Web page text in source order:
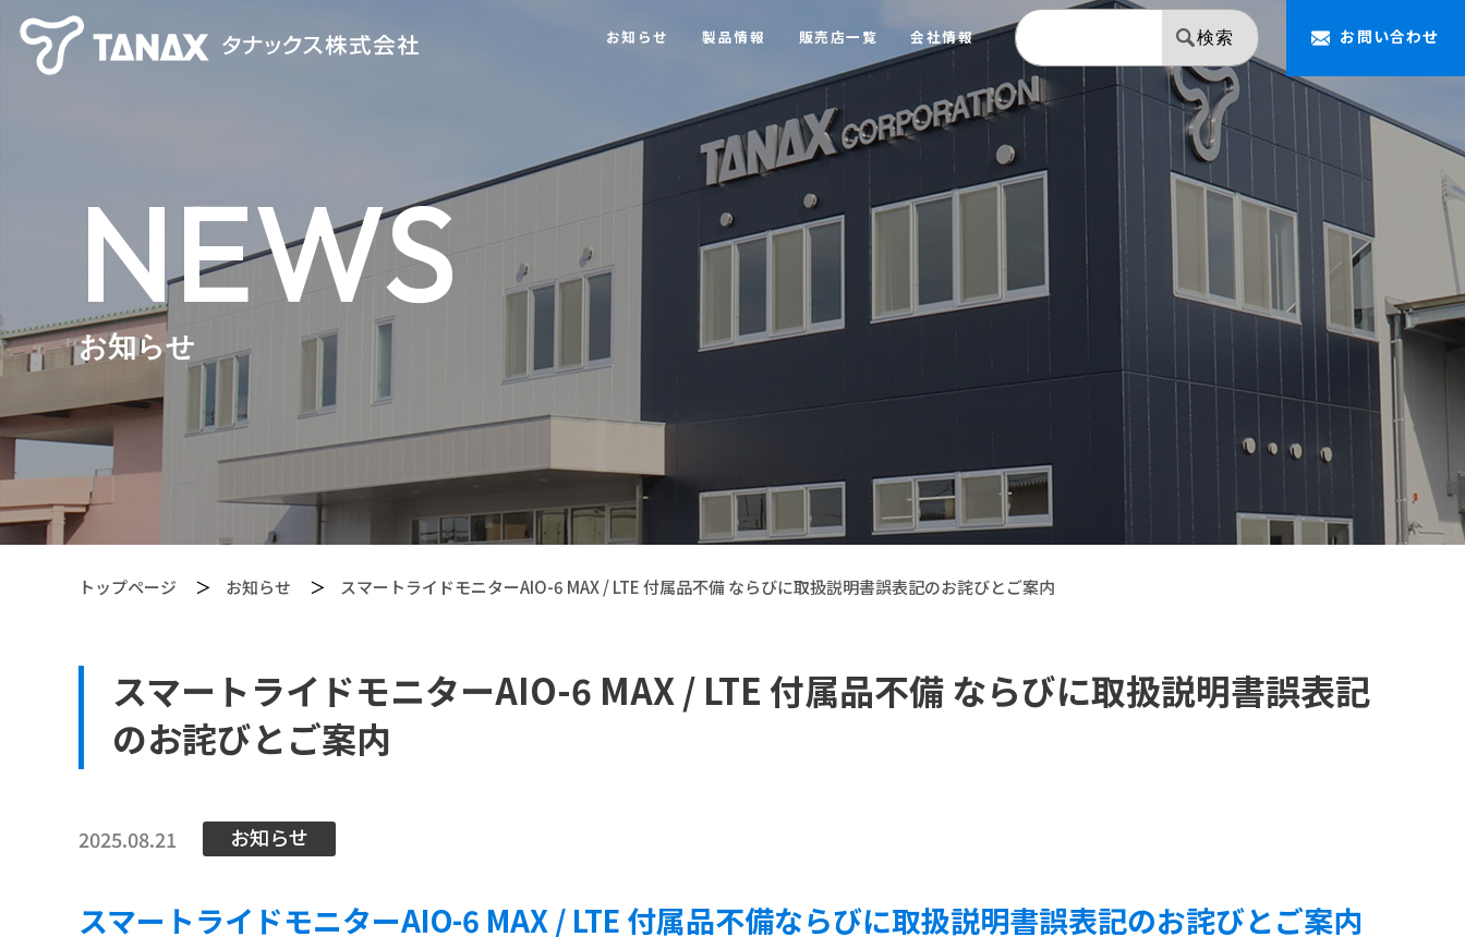
お知らせ 製品情報 販売店一覧 会社情報 検索 お問い合わせ
【TANAX×CHIGEE】 スマートライドシステム 【MOTOFIZZ】 ツーリングバッグ・アクセサリー 【NAPOLEON】 ミラー
【PITGEAR】 クリーニング・メンテンナンス用品 【Callsight】 カー用品 【VELOGARAGE】 自転車用品
NEWS
お知らせ
トップページ お知らせ スマートライドモニターAIO-6 MAX / LTE 付属品不備 ならびに取扱説明書誤表記のお詫びとご案内
スマートライドモニターAIO-6 MAX / LTE 付属品不備 ならびに取扱説明書誤表記
のお詫びとご案内
2025.08.21 お知らせ
スマートライドモニターAIO-6 MAX / LTE 付属品不備ならびに取扱説明書誤表記のお詫びとご案内